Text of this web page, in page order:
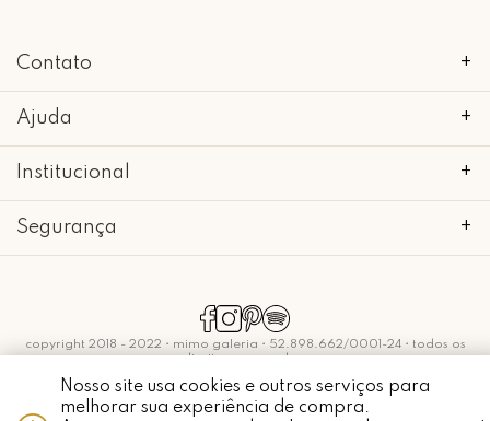
Nosso site usa cookies e outros serviços para
melhorar sua experiência de compra.
Contato +
Ajuda +
Institucional +
Segurança +
copyright 2018 - 2022 • mimo galeria • 52.898.662/0001-24 • todos os
direitos reservados.